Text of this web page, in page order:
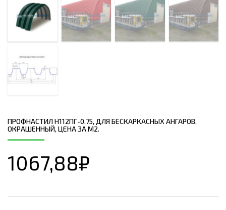
ПРОФНАСТИЛ H112ПГ-0.75, ДЛЯ БЕСКАРКАСНЫХ АНГАРОВ,
ОКРАШЕННЫЙ, ЦЕНА ЗА М2.
1067,88₽